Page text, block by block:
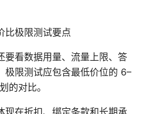
比极限测试要点
要看数据用量、流量上限、答
极限测试应包含最低价位的 6–
的对比。
现在折扣、绑定条款和长期承